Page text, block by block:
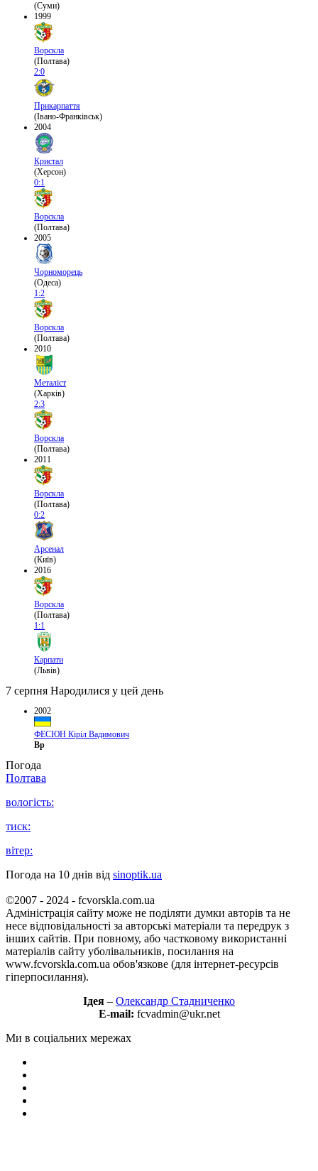
(Суми)
1999
Ворскла
(Полтава)
2:0
Прикарпаття
(Івано-Франківськ)
2004
Кристал
(Херсон)
0:1
Ворскла
(Полтава)
2005
Чорноморець
(Одеса)
1:2
Ворскла
(Полтава)
2010
Металіст
(Харків)
2:3
Ворскла
(Полтава)
2011
Ворскла
(Полтава)
0:2
Арсенал
(Київ)
2016
Ворскла
(Полтава)
1:1
Карпати
(Львів)
7 серпня Народилися у цей день
2002
ФЕСЮН Кіріл Вадимович
Вр
Погода
Полтава
вологість:
тиск:
вітер:
Погода на 10 днів від sinoptik.ua
©2007 - 2024 - fcvorskla.com.ua
Адміністрація сайту може не поділяти думки авторів та не
несе відповідальності за авторські матеріали та передрук з
інших сайтів. При повному, або частковому використанні
матеріалів сайту уболівальників, посилання на
www.fcvorskla.com.ua обов'язкове (для інтернет-ресурсів
гіперпосилання).
Ідея – Олександр Стадниченко
E-mail: fcvadmin@ukr.net
Ми в соціальних мережах